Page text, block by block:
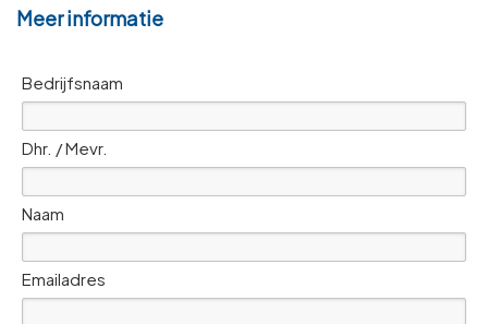
Meer informatie
Bedrijfsnaam
Dhr. / Mevr.
Naam
Emailadres